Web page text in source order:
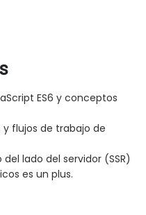
ES6 y conceptos
flujos de trabajo de
lado del servidor (SSR)
es un plus.